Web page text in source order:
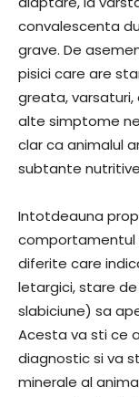
convalescenta
grave. De
pisici care are
greata,
alte simptome
clar ca animalul
subtante
Intotdeauna
comportamentul
diferite care
letargici, stare
slabiciune) sa
Acesta va sti ce
diagnostic si va
minerale al